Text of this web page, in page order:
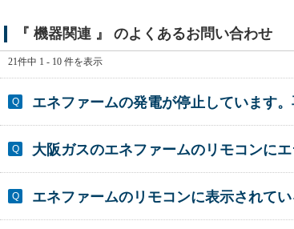
『 機器関連 』 のよくあるお問い合わせ
21件中 1 - 10 件を表示
エネファームの発電が停止しています
大阪ガスのエネファームのリモコンに
エネファームのリモコンに表示されて